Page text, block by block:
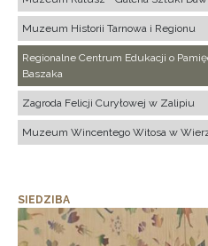
Muzeum Historii Tarnowa i Regionu
Regionalne Centrum Edukacji o
Baszaka
Zagroda Felicji Curyłowej w Zalipiu
Muzeum Wincentego Witosa w
SIEDZIBA